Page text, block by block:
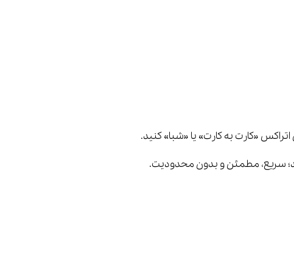
«کارت به کارت» یا «شبا» کنید.
سریع، مطمئن و بدون محدودیت.